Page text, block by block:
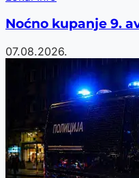
Noćno kupanje 9.
07.08.2026.